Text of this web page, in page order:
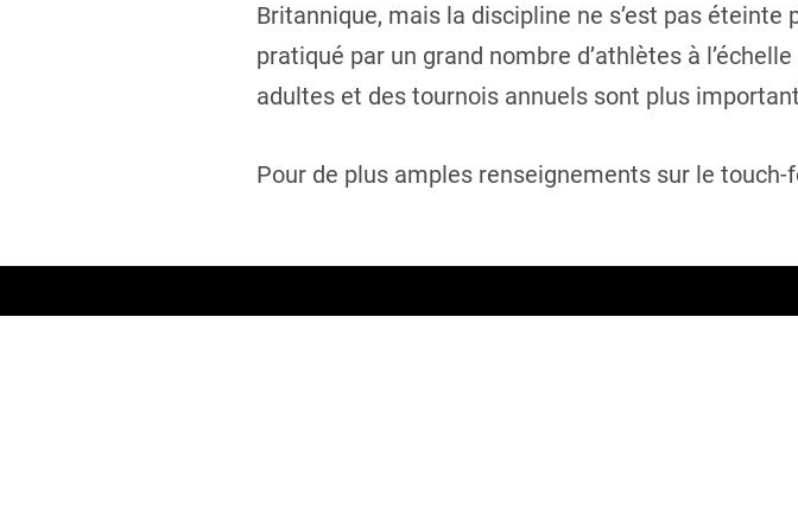
Britannique, mais la discipline ne s’est pas
pratiqué par un grand nombre d’athlètes à
adultes et des tournois annuels sont plus
Pour de plus amples renseignements sur le